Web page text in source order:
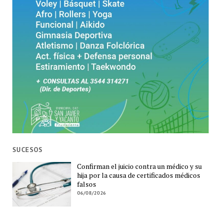
SUCESOS
Confirman el juicio contra un médico y su
hija por la causa de certificados médicos
falsos
06/08/2026